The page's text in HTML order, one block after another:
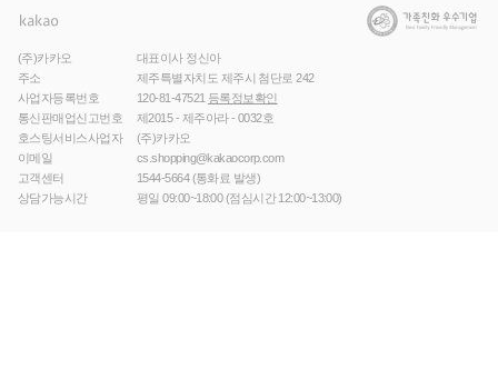
(주)카카오
대표이사 정신아
주소
제주특별자치도 제주시 첨단로 242
사업자등록번호
120-81-47521 등록정보확인
통신판매업신고번호
제2015 - 제주아라 - 0032호
호스팅서비스사업자
(주)카카오
이메일
cs.shopping@kakaocorp.com
고객센터
1544-5664(통화료 발생)
상담가능시간
평일 09:00~18:00 (점심시간 12:00~13:00)